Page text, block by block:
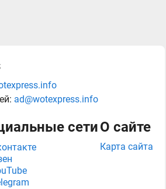
ad@wotexpress.info
сетиО сайте
Карта сайта